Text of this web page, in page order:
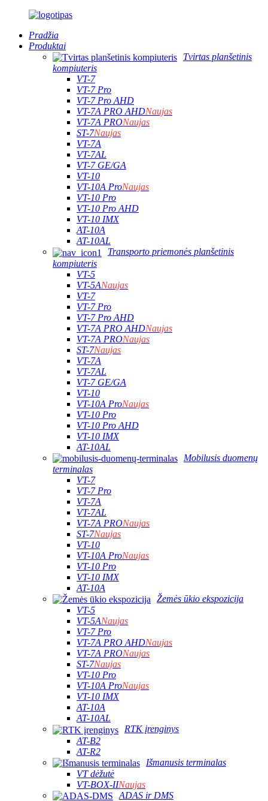
Pradžia
Produktai
Tvirtas planšetinis
kompiuteris
VT-7
VT-7 Pro
VT-7 Pro AHD
VT-7A PRO AHDNaujas
VT-7A PRONaujas
ST-7Naujas
VT-7A
VT-7AL
VT-7 GE/GA
VT-10
VT-10A ProNaujas
VT-10 Pro
VT-10 Pro AHD
VT-10 IMX
AT-10A
AT-10AL
Transporto priemonės planšetinis
kompiuteris
VT-5
VT-5ANaujas
VT-7
VT-7 Pro
VT-7 Pro AHD
VT-7A PRO AHDNaujas
VT-7A PRONaujas
ST-7Naujas
VT-7A
VT-7AL
VT-7 GE/GA
VT-10
VT-10A ProNaujas
VT-10 Pro
VT-10 Pro AHD
VT-10 IMX
AT-10AL
Mobilusis duomenų
terminalas
VT-7
VT-7 Pro
VT-7A
VT-7AL
VT-7A PRONaujas
ST-7Naujas
VT-10
VT-10A ProNaujas
VT-10 Pro
VT-10 IMX
AT-10A
Žemės ūkio ekspozicija
VT-5
VT-5ANaujas
VT-7 Pro
VT-7A PRO AHDNaujas
VT-7A PRONaujas
ST-7Naujas
VT-10 Pro
VT-10A ProNaujas
VT-10 IMX
AT-10A
AT-10AL
RTK įrenginys
AT-B2
AT-R2
Išmanusis terminalas
VT dėžutė
VT-BOX-IINaujas
ADAS ir DMS